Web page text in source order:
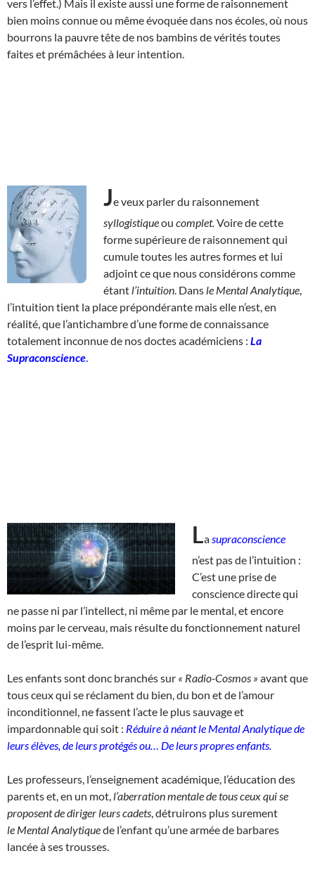
vers l’effet.) Mais il existe aussi une forme de raisonnement
bien moins connue ou même évoquée dans nos écoles, où nous
bourrons la pauvre tête de nos bambins de vérités toutes
faites et prémâchées à leur intention.
Je veux parler du raisonnement
syllogistiqueou complet. Voire de cette
forme supérieure de raisonnement qui
cumule toutes les autres formes et lui
adjoint ce que nous considérons comme
étant l’intuition . Dans le Mental Analytique
l’intuition tient la place prépondérante mais elle n’est, en
réalité, que l’antichambre d’une forme de connaissance
totalement inconnue de nos doctes académiciens : La
Supraconscience
La supraconscience
n’est pas de l’intuition :
C’est une prise de
conscience directe qui
ne passe ni par l’intellect, ni même par le mental, et encore
moins par le cerveau, mais résulte du fonctionnement naturel
de l’esprit lui-même.
Les enfants sont donc branchés sur « Radio-Cosmos » avant que
tous ceux qui se réclament du bien, du bon et de l’amour
inconditionnel, ne fassent l’acte le plus sauvage et
impardonnable qui soit : Réduire à néant le Mental Analytique de
leurs élèves, de leurs protégés ou…
De leurs propres enfants.
Les professeurs, l’enseignement académique, l’éducation des
parents et, en un mot, l’aberration mentale de tous ceux qui se
proposent de diriger leurs cadets , détruirons plus surement
le Mental Analytiquede l’enfant qu’une armée de barbares
lancée à ses trousses.